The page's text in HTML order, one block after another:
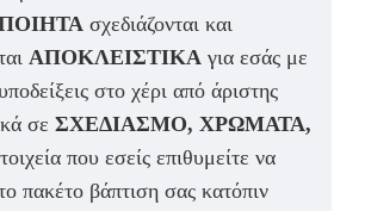
σχεδιάζονται και
ΑΠΟΚΛΕΙΣΤΙΚΑ για εσάς με
στο χέρι από άριστης
σε ΣΧΕΔΙΑΣΜΟ, ΧΡΩΜΑΤΑ,
που εσείς επιθυμείτε να
πακέτο βάπτιση σας κατόπιν